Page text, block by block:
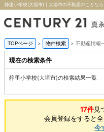
静里小学校(大垣市)｜大垣市の不動産のことな
TOPページ > 物件検索 > 不動産情報
現在の検索条件
静里小学校(大垣市)の検索結果一覧
17件見
会員登録をすると全
今